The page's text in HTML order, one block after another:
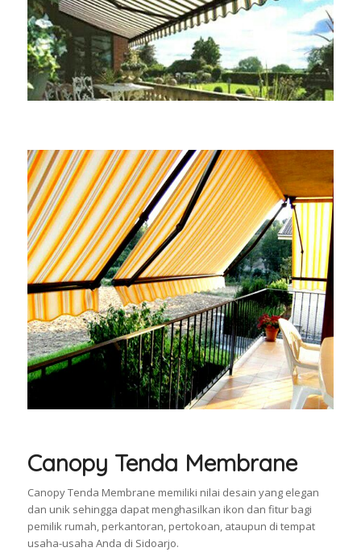
Canopy Tenda Membrane
Canopy Tenda Membrane memiliki nilai desain yang elegan
dan unik sehingga dapat menghasilkan ikon dan fitur bagi
pemilik rumah, perkantoran, pertokoan, ataupun di tempat
usaha-usaha Anda di Sidoarjo.